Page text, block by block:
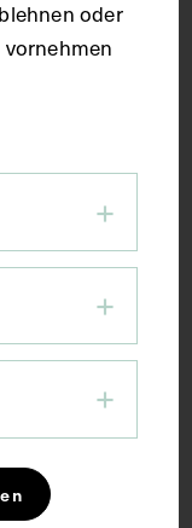
cm
von Karl
von Johann
oder